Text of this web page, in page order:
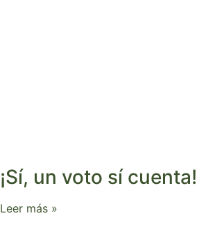
¡Sí, un voto sí
Leer más »